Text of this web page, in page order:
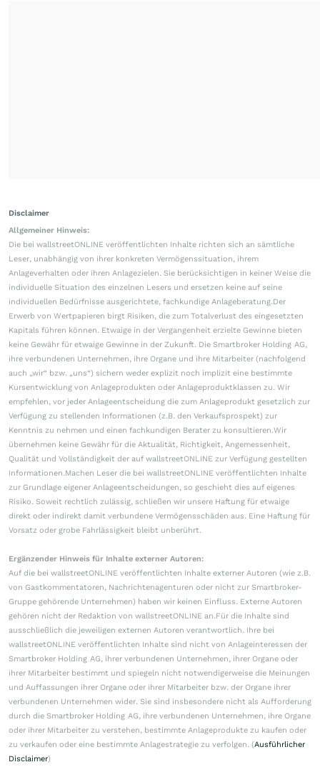
Disclaimer
Allgemeiner Hinweis:
Die bei wallstreetONLINE veröffentlichten Inhalte richten sich an sämtliche
Leser, unabhängig von ihrer konkreten Vermögenssituation, ihrem
Anlageverhalten oder ihren Anlagezielen. Sie berücksichtigen in keiner Weise die
individuelle Situation des einzelnen Lesers und ersetzen keine auf seine
individuellen Bedürfnisse ausgerichtete, fachkundige Anlageberatung.Der
Erwerb von Wertpapieren birgt Risiken, die zum Totalverlust des eingesetzten
Kapitals führen können. Etwaige in der Vergangenheit erzielte Gewinne bieten
keine Gewähr für etwaige Gewinne in der Zukunft. Die Smartbroker Holding AG,
ihre verbundenen Unternehmen, ihre Organe und ihre Mitarbeiter (nachfolgend
auch „wir“ bzw. „uns“) sichern weder explizit noch implizit eine bestimmte
Kursentwicklung von Anlageprodukten oder Anlageproduktklassen zu. Wir
empfehlen, vor jeder Anlageentscheidung die zum Anlageprodukt gesetzlich zur
Verfügung zu stellenden Informationen (z.B. den Verkaufsprospekt) zur
Kenntnis zu nehmen und einen fachkundigen Berater zu konsultieren.Wir
übernehmen keine Gewähr für die Aktualität, Richtigkeit, Angemessenheit,
Qualität und Vollständigkeit der auf wallstreetONLINE zur Verfügung gestellten
Informationen.Machen Leser die bei wallstreetONLINE veröffentlichten Inhalte
zur Grundlage eigener Anlageentscheidungen, so geschieht dies auf eigenes
Risiko. Soweit rechtlich zulässig, schließen wir unsere Haftung für etwaige
direkt oder indirekt damit verbundene Vermögensschäden aus. Eine Haftung für
Vorsatz oder grobe Fahrlässigkeit bleibt unberührt.
Ergänzender Hinweis für Inhalte externer Autoren:
Auf die bei wallstreetONLINE veröffentlichten Inhalte externer Autoren (wie z.B.
von Gastkommentatoren, Nachrichtenagenturen oder nicht zur Smartbroker-
Gruppe gehörende Unternehmen) haben wir keinen Einfluss. Externe Autoren
gehören nicht der Redaktion von wallstreetONLINE an.Für die Inhalte sind
ausschließlich die jeweiligen externen Autoren verantwortlich. Ihre bei
wallstreetONLINE veröffentlichten Inhalte sind nicht von Anlageinteressen der
Smartbroker Holding AG, ihrer verbundenen Unternehmen, ihrer Organe oder
ihrer Mitarbeiter bestimmt und spiegeln nicht notwendigerweise die Meinungen
und Auffassungen ihrer Organe oder ihrer Mitarbeiter bzw. der Organe ihrer
verbundenen Unternehmen wider. Sie sind insbesondere nicht als Aufforderung
durch die Smartbroker Holding AG, ihre verbundenen Unternehmen, ihre Organe
oder ihrer Mitarbeiter zu verstehen, bestimmte Anlageprodukte zu kaufen oder
zu verkaufen oder eine bestimmte Anlagestrategie zu verfolgen. (Ausführlicher
Disclaimer)